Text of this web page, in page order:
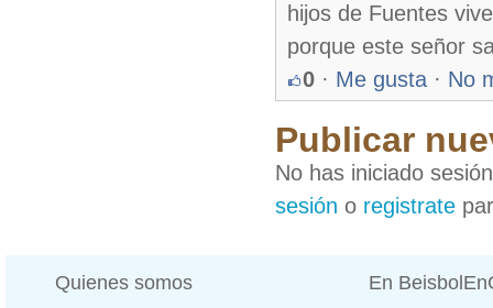
hijos de Fuentes
porque este señor
0 · Me gusta · No
Publicar
No has iniciado
sesión o registrate
Quienes somos En